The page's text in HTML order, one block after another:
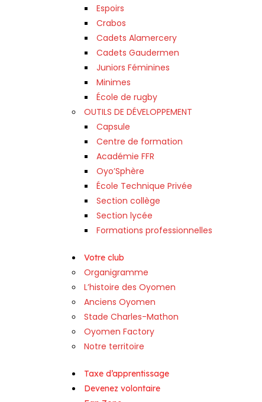
Espoirs
Crabos
Cadets Alamercery
Cadets Gaudermen
Juniors Féminines
Minimes
École de rugby
OUTILS DE DÉVELOPPEMENT
Capsule
Centre de formation
Académie FFR
Oyo’Sphère
École Technique Privée
Section collège
Section lycée
Formations professionnelles
Votre club
Organigramme
L’histoire des Oyomen
Anciens Oyomen
Stade Charles-Mathon
Oyomen Factory
Notre territoire
Taxe d’apprentissage
Devenez volontaire